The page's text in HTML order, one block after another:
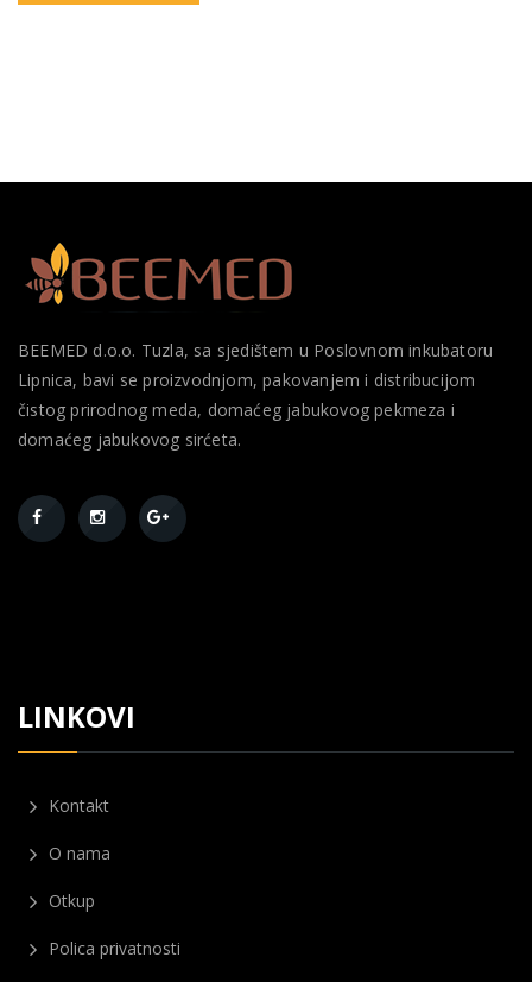
BEEMED d.o.o. Tuzla, sa sjedištem u Poslovnom inkubatoru
Lipnica, bavi se proizvodnjom, pakovanjem i distribucijom
čistog prirodnog meda, domaćeg jabukovog pekmeza i
domaćeg jabukovog sirćeta.
LINKOVI
Kontakt
O nama
Otkup
Polica privatnosti